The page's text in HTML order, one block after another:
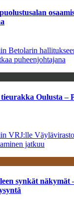
Betolarin
puheenjohtajana
Oulusta –
VRJ:lle
jatkuu
synkät näkymät